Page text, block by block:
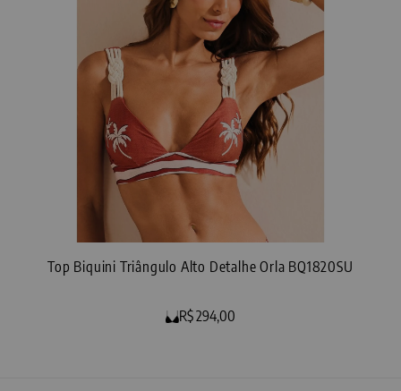
com muito estilo e consciência!
- Nunca usar ferro de passar.
Top Biquini Triângulo Alto Detalhe Orla BQ1820SU
R$ 294,00